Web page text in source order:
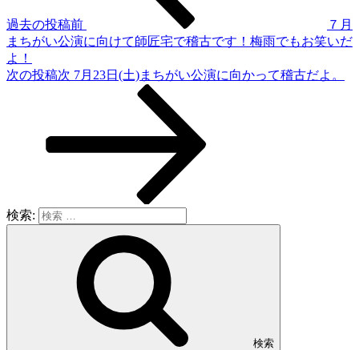
過去の投稿前
７月
まちがい公演に向けて師匠宅で稽古です！梅雨でもお笑いだ
よ！
次の投稿次 7月23日(土)まちがい公演に向かって稽古だよ。
検索:
検索